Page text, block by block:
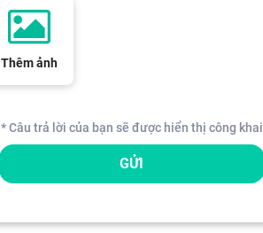
Thêm ảnh
* Câu trả lời của bạn sẽ được hiển thị công khai
GỬI